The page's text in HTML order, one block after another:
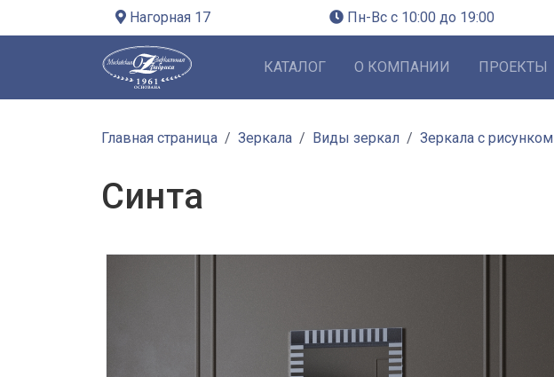
Нагорная 17 Пн-Вс с 10:00 до 19:00
КАТАЛОГ О КОМПАНИИ ПРОЕКТЫ
Главная страница Зеркала Виды зеркал Зеркала с рисунком
Синта